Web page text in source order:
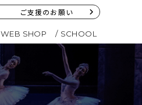
ご支援のお願い
WEB SHOP SCHOOL